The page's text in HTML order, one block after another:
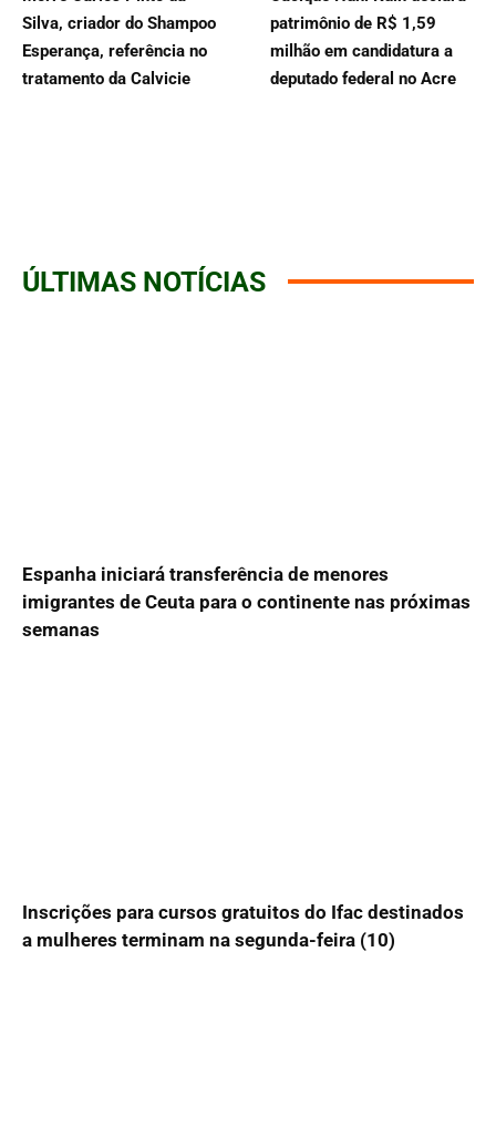
Silva, criador do Shampoo
Esperança, referência no
tratamento da Calvicie
patrimônio de R$ 1,59
milhão em candidatura a
deputado federal no Acre
ÚLTIMAS NOTÍCIAS
Espanha iniciará transferência de menores
imigrantes de Ceuta para o continente nas próximas
semanas
Inscrições para cursos gratuitos do Ifac destinados
a mulheres terminam na segunda-feira (10)